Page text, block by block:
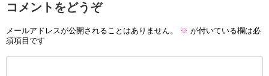
コメントをどうぞ
メールアドレスが公開されることはありません。 ※ が付いている欄は必
須項目です